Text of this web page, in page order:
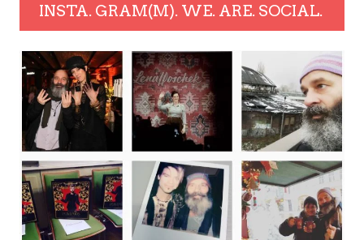
INSTA. GRAM(M). WE. ARE. SOCIAL.